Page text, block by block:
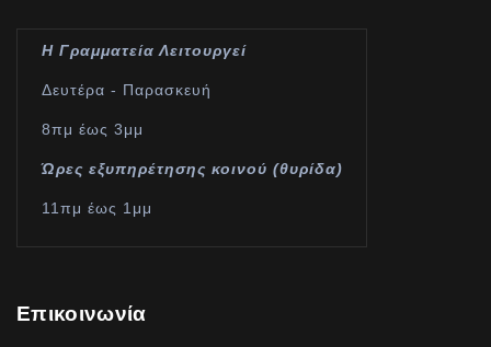
Η Γραμματεία Λειτουργεί
Δευτέρα - Παρασκευή
8πμ έως 3μμ
Ώρες εξυπηρέτησης κοινού (θυρίδα)
11πμ έως 1μμ
Επικοινωνία